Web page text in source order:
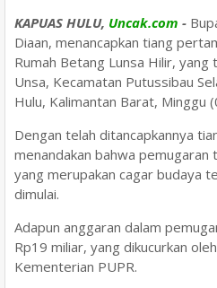
KAPUAS HULU, Uncak.com -
Diaan, menancapkan tiang
Rumah Betang Lunsa Hilir,
Unsa, Kecamatan Putussibau
Hulu, Kalimantan Barat, Minggu
Dengan telah ditancapkannya
menandakan bahwa
yang merupakan cagar budaya
dimulai.
Adapun anggaran dalam
Rp19 miliar, yang dikucurkan
Kementerian PUPR.